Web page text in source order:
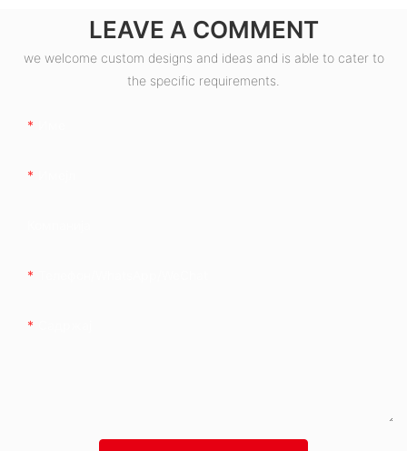
LEAVE A COMMENT
we welcome custom designs and ideas and is able to cater to
the specific requirements.